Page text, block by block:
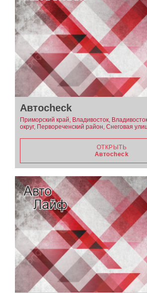
Автоcheck
Приморский край, Владивосток,
округ, Первореченский район, Снеговая
ОТКРЫТЬ
Автоcheck